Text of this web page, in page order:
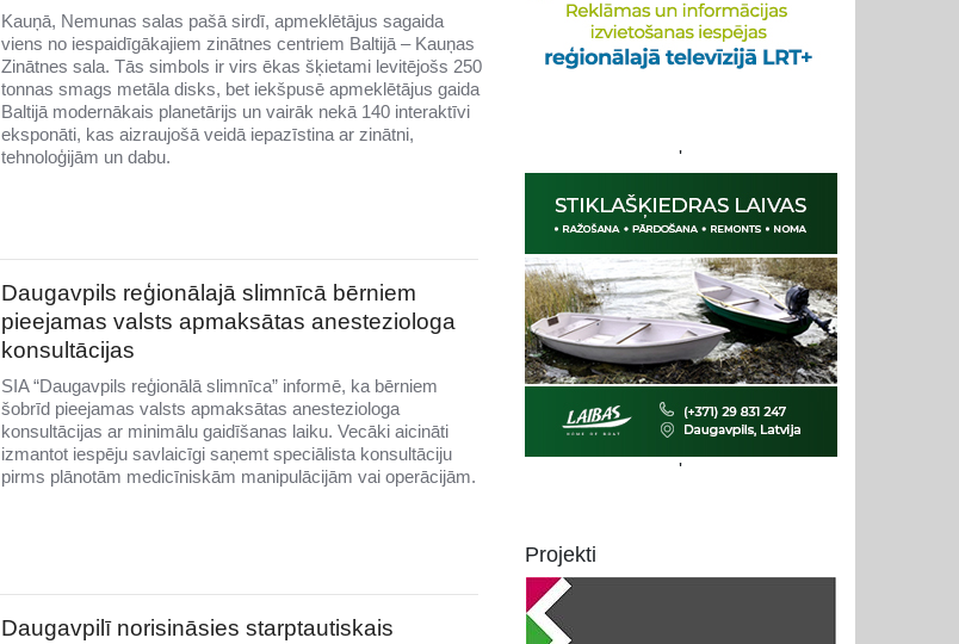
Kauņā, Nemunas salas pašā sirdī, apmeklētājus sagaida
viens no iespaidīgākajiem zinātnes centriem Baltijā – Kauņas
Zinātnes sala. Tās simbols ir virs ēkas šķietami levitējošs 250
tonnas smags metāla disks, bet iekšpusē apmeklētājus gaida
Baltijā modernākais planetārijs un vairāk nekā 140 interaktīvi
eksponāti, kas aizraujošā veidā iepazīstina ar zinātni,
tehnoloģijām un dabu.
Daugavpils reģionālajā slimnīcā bērniem
pieejamas valsts apmaksātas anesteziologa
konsultācijas
SIA “Daugavpils reģionālā slimnīca” informē, ka bērniem
šobrīd pieejamas valsts apmaksātas anesteziologa
konsultācijas ar minimālu gaidīšanas laiku. Vecāki aicināti
izmantot iespēju savlaicīgi saņemt speciālista konsultāciju
pirms plānotām medicīniskām manipulācijām vai operācijām.
Daugavpilī norisināsies starptautiskais
'
'
Projekti